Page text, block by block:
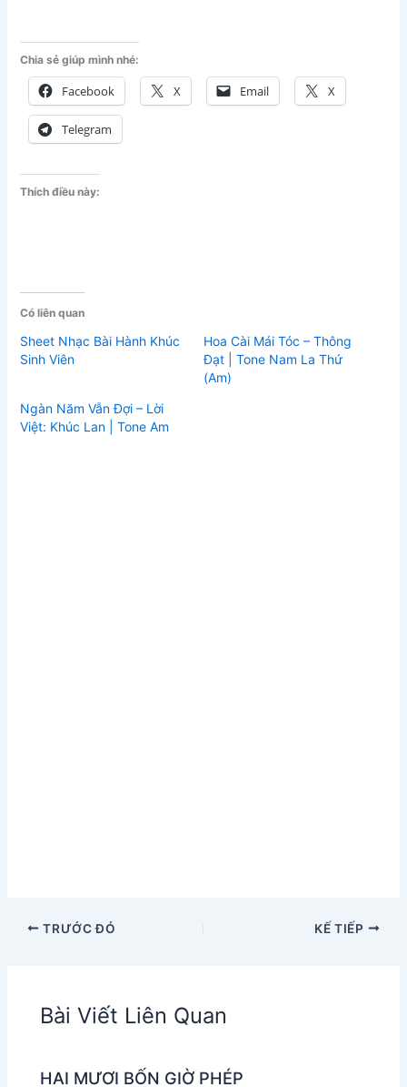
Chia sẻ giúp mình nhé:
Facebook X Email X
Telegram
Thích điều này:
Có liên quan
Sheet Nhạc Bài Hành Khúc
Sinh Viên
Hoa Cài Mái Tóc – Thông
Đạt | Tone Nam La Thứ
(Am)
Ngàn Năm Vẫn Đợi – Lời
Việt: Khúc Lan | Tone Am
TRƯỚC ĐÓ KẾ TIẾP
Bài Viết Liên Quan
HAI MƯƠI BỐN GIỜ PHÉP